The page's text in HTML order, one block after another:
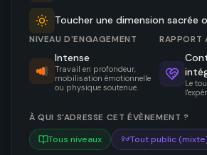
Toucher une dimension sacrée
NIVEAU D'ENGAGEMENT
Intense
Travail en profondeur,
mobilisation émotionnelle
ou physique soutenue.
RAPPORT
Le
À QUI S'ADRESSE CET ÉVÈNEMENT ?
Tous niveaux
Tout public